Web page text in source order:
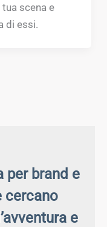
scena e
di essi.
per brand e
cercano
e